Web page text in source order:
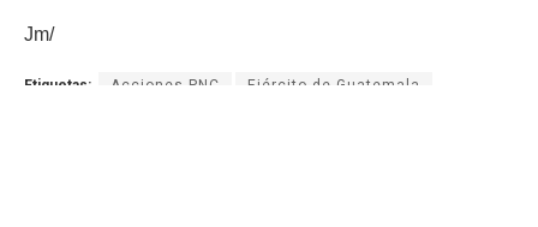
Jm/
Etiquetas: Acciones PNC Ejército de Guatemala